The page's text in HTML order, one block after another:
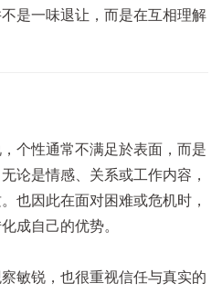
是一味退让，而是在互相理解
个性通常不满足於表面，而是
论是情感、关系或工作内容，
也因此在面对困难或危机时，
成自己的优势。
敏锐，也很重视信任与真实的